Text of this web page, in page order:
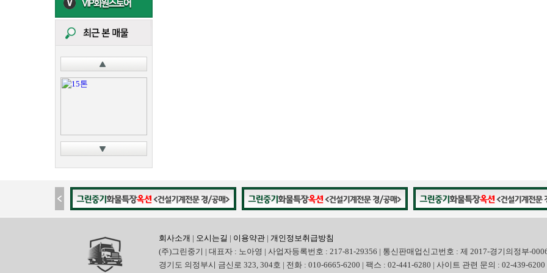
회사소개 | 오시는길 | 이용약관| 개인정보취급방침
(주)그린중기 | 대표자 : 노아영 | 사업자등록번호 : 217-81-29356 | 통신판매업신고번호 : 제 2017-경기의정부-
경기도 의정부시 금신로 323, 304호 | 전화 : 010-6665-6200 | 팩스 : 02-441-6280 | 사이트 관련 문의 : 02-439-6200